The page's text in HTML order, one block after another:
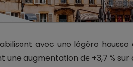
avec une légère hausse
augmentation de +3,7 % sur